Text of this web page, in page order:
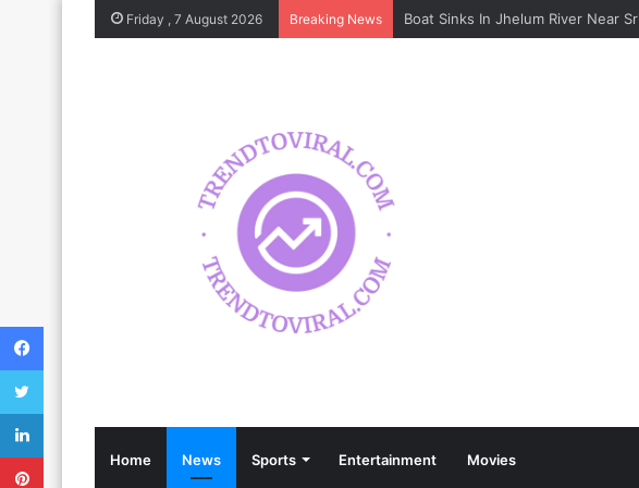
Friday , 7 August 2026 Breaking News
Home News Sports Entertainment Movies